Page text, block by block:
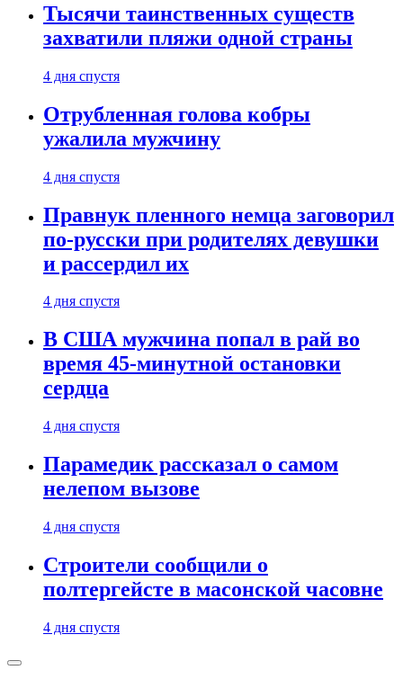
Тысячи таинственных существ
захватили пляжи одной страны
4 дня спустя
Отрубленная голова кобры
ужалила мужчину
4 дня спустя
Правнук пленного немца заговорил
по-русски при родителях девушки
и рассердил их
4 дня спустя
В США мужчина попал в рай во
время 45-минутной остановки
сердца
4 дня спустя
Парамедик рассказал о самом
нелепом вызове
4 дня спустя
Строители сообщили о
полтергейсте в масонской часовне
4 дня спустя